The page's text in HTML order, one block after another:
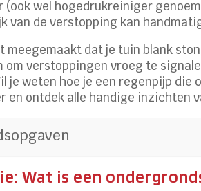
(ook wel hogedrukreiniger
van de verstopping kan
meegemaakt dat je tuin blank
om verstoppingen vroeg te
je weten hoe je een regenpijp
en ontdek alle handige inzichten
Wat is een